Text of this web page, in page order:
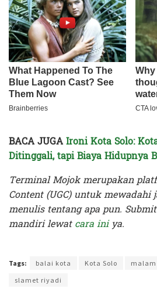
BACA JUGAIroni Kota Solo:
Ditinggali, tapi Biaya Hidupnya
Terminal Mojok merupakan
Content (UGC) untuk
menulis tentang apa pun.
mandiri lewatcara iniya.
Tags: balai kota Kota Solo
slamet riyadi